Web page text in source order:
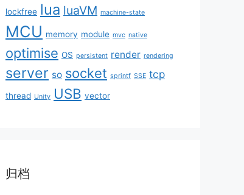
lockfree lua luaVM machine-state
MCU memory module mvc native
optimise OS persistent render rendering
server so socket sprintf SSE tcp
thread Unity USB vector
归档